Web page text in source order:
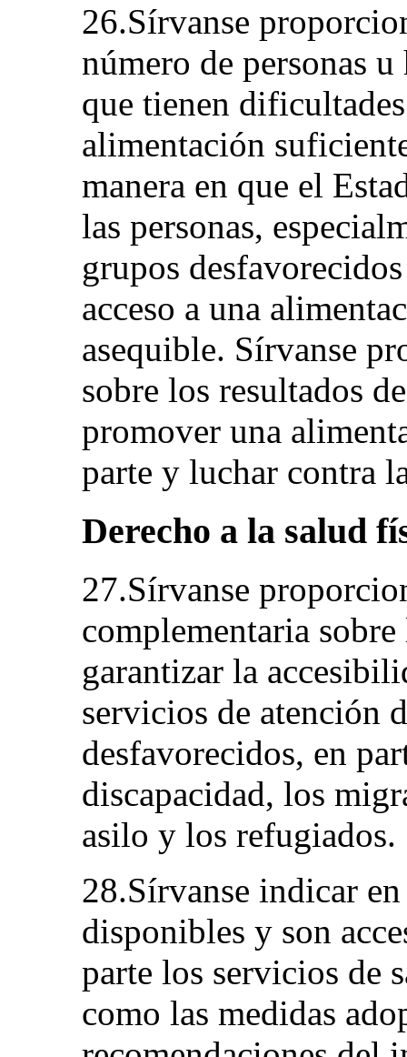
26.Sírvanse
número de personas
que tienen
alimentación
manera en que el
las personas,
grupos
acceso a una
asequible. Sírvanse
sobre los resultados
promover una
parte y luchar contra
Derecho a la salud
27.Sírvanse
complementaria sobre
garantizar la
servicios de atención
desfavorecidos, en
discapacidad, los
asilo y los refugiados.
28.Sírvanse indicar
disponibles y son
parte los servicios de
como las medidas